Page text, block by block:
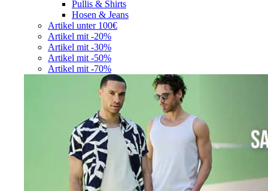
Pullis & Shirts
Hosen & Jeans
Artikel unter 100€
Artikel mit -20%
Artikel mit -30%
Artikel mit -50%
Artikel mit -70%